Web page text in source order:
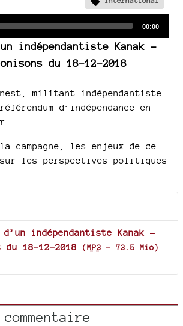
Total
00:00
indépendantiste Kanak -
du 18-12-2018
militant indépendantiste
d’indépendance en
les enjeux de ce
les perspectives politiques
indépendantiste Kanak -
du 18-12-2018
(MP3 - 73.5 Mio)